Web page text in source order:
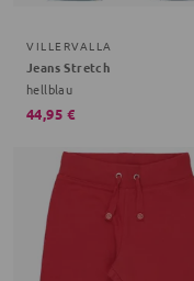
VILLERVALLA
Jeans Stretch
hellblau
44,95 €